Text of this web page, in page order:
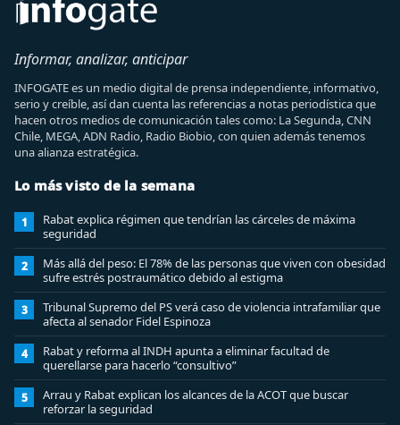
Informar, analizar, anticipar
INFOGATE es un medio digital de prensa independiente, informativo,
serio y creíble, así dan cuenta las referencias a notas periodística que
hacen otros medios de comunicación tales como: La Segunda, CNN
Chile, MEGA, ADN Radio, Radio Biobio, con quien además tenemos
una alianza estratégica.
Lo más visto de la semana
1
Rabat explica régimen que tendrían las cárceles de máxima
seguridad
2
Más allá del peso: El 78% de las personas que viven con obesidad
sufre estrés postraumático debido al estigma
3
Tribunal Supremo del PS verá caso de violencia intrafamiliar que
afecta al senador Fidel Espinoza
4
Rabat y reforma al INDH apunta a eliminar facultad de
querellarse para hacerlo “consultivo”
5
Arrau y Rabat explican los alcances de la ACOT que buscar
reforzar la seguridad